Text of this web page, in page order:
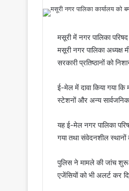
मसूरी में नगर पालिका
मसूरी नगर पालिका अध्यक्ष
सरकारी प्रतिष्ठानों को
ई-मेल में दावा किया गया
स्टेशनों और अन्य
यह ई-मेल नगर पालिका
गया तथा संवेदनशील स्थानों
पुलिस ने मामले की जांच शुरू
एजेंसियों को भी अलर्ट कर